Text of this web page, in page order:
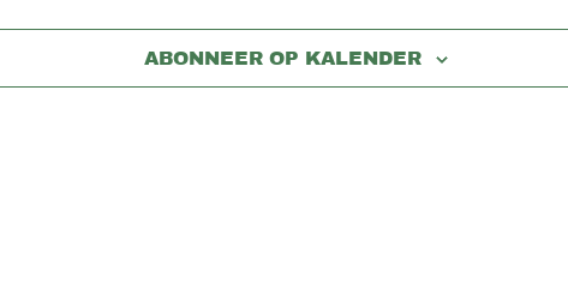
ABONNEER OP KALENDER